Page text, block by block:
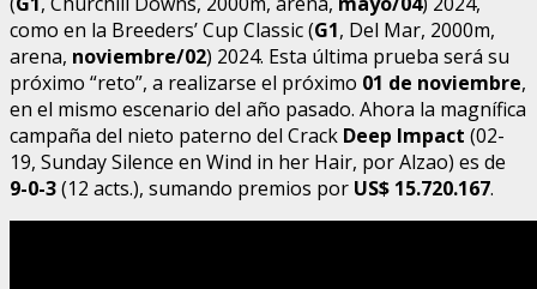
como en la Breeders’ Cup Classic (G1, Del Mar, 2000m,
arena, noviembre/02) 2024. Esta última prueba será su
próximo “reto”, a realizarse el próximo 01 de noviembre,
en el mismo escenario del año pasado. Ahora la magnífica
campaña del nieto paterno del Crack Deep Impact (02-
19, Sunday Silence en Wind in her Hair, por Alzao) es de
9-0-3(12 acts.), sumando premios por US$ 15.720.167.